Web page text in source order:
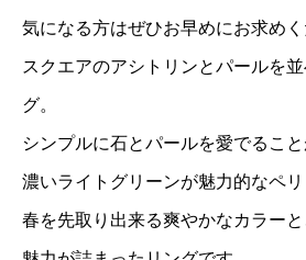
気になる方はぜひお早めにお求め
スクエアのアシトリンとパールを
グ。
シンプルに石とパールを愛でること
濃いライトグリーンが魅力的なペリ
春を先取り出来る爽やかなカラーと